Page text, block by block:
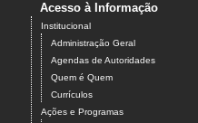
Acesso à Informação
Institucional
Administração Geral
Agendas de Autoridades
Quem é Quem
Currículos
Ações e Programas